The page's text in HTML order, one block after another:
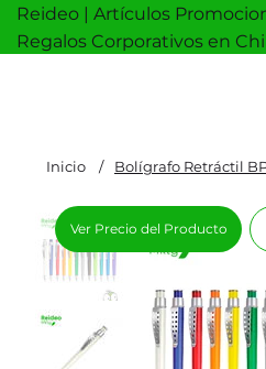
Reideo | Artículos
Regalos Corporativos en
Inicio / Bolígrafo Retráctil
Ver Precio del Producto